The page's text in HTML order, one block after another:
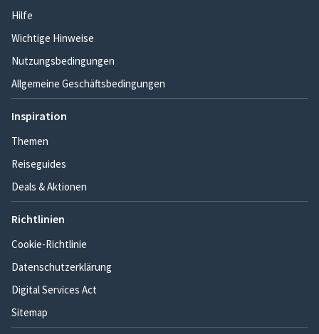
Hilfe
Wichtige Hinweise
Nutzungsbedingungen
Allgemeine Geschäftsbedingungen
Inspiration
Themen
Reiseguides
Deals & Aktionen
Richtlinien
Cookie-Richtlinie
Datenschutzerklärung
Digital Services Act
Sitemap